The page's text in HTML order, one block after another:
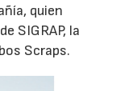
quien
SIGRAP, la
Scraps.